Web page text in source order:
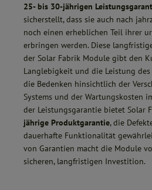
25- bis 30-jährigen
sicherstellt, dass sie auch nach
noch einen erheblichen Teil ihrer
erbringen werden. Diese
der Solar Fabrik Module gibt den
Langlebigkeit und die Leistung
die Bedenken hinsichtlich der
Systems und der Wartungskosten
der Leistungsgarantie bietet Solar
jährige Produktgarantie, die
dauerhafte Funktionalität
von Garantien macht die Module
sicheren, langfristigen Investition.